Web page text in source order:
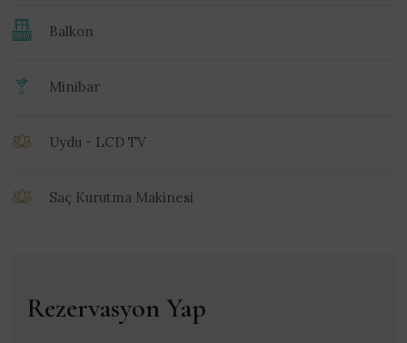
Balkon
Minibar
Uydu - LCD TV
Saç Kurutma Makinesi
Rezervasyon Yap